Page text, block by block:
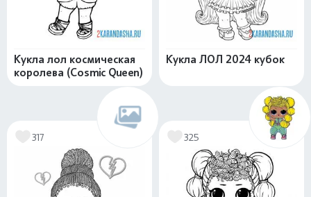
Кукла лол космическая
королева (Cosmic Queen)
Кукла ЛОЛ 2024 кубок
317 325